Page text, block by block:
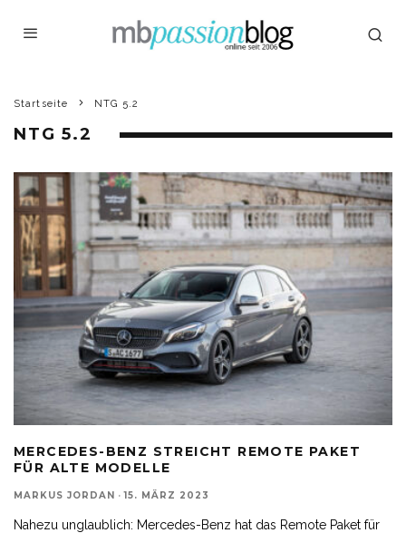
Startseite NTG 5.2
NTG 5.2
MERCEDES-BENZ STREICHT REMOTE PAKET
FÜR ALTE MODELLE
MARKUS JORDAN · 15. MÄRZ 2023
Nahezu unglaublich: Mercedes-Benz hat das Remote Paket für